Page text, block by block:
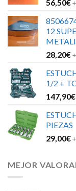
56,50€
12
28,20€
1/2 +
147,90€
PIEZAS
29,00€
MEJOR